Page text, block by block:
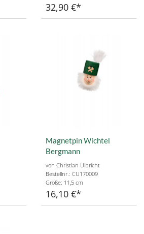
32,90 €
Magnetpin Wichtel
Bergmann
von Christian Ulbricht
Bestellnr.: CU170009
Größe: 11,5 cm
16,10 €